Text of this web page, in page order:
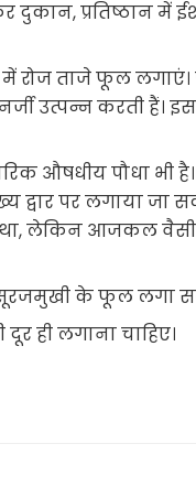
प्रतिष्ठान में
में रोज ताजे फूल
उत्पन्न करती हैं।
औषधीय पौधा भी
पर लगाया जा
था, लेकिन आजकल
सूरजमुखी के फूल लगा
ही लगाना चाहिए।